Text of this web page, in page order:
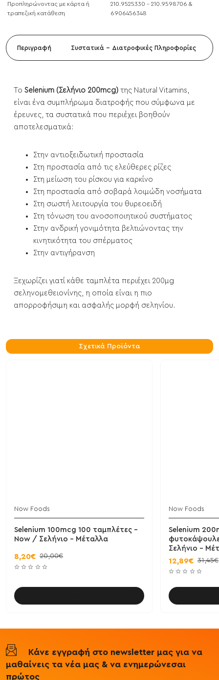
Προπληρώνοντας με κάρτα ή
τραπεζική κατάθεση
210.9525330 - 210.9598706 &
6906456348
Περιγραφή Συστατικά - Διατροφικές Πληροφορίες
Το Selenium (Σελήνιο 200mcg) της Natural Vitamins,
είναι ένα συμπλήρωμα διατροφής που σύμφωνα με
έρευνες, τα συστατικά που περιέχει βοηθούν
αποτελεσματικά:
Στην αντιοξειδωτική προστασία
Στη προστασία από τις ελεύθερες ρίζες
Στη μείωση του ρίσκου για καρκίνο
Στη προστασία από σοβαρά λοιμώδη νοσήματα
Στη σωστή λειτουργία του θυρεοειδή
Στη τόνωση του ανοσοποιητικού συστήματος
Στην ανδρική γονιμότητα βελτιώνοντας την
κινητικότητα του σπέρματος
Στην αντιγήρανση
Ξεχωρίζει γιατί κάθε ταμπλέτα περιέχει 200μg
σεληνομεθειονίνης, η οποία είναι η πιο
απορροφήσιμη και ασφαλής μορφή σεληνίου.
Σχετικά Προϊόντα
Now Foods
Selenium 100mcg 100 ταμπλέτες -
Now / Σελήνιο - Μέταλλα
8,20€ 20,00€
Now Foods
Selenium
Σελήνιο -
12,89€ 31,45€
Κάνε εγγραφή στο newsletter μας για να
μαθαίνεις τα νέα μας & να ενημερώνεσαι
πρώτος